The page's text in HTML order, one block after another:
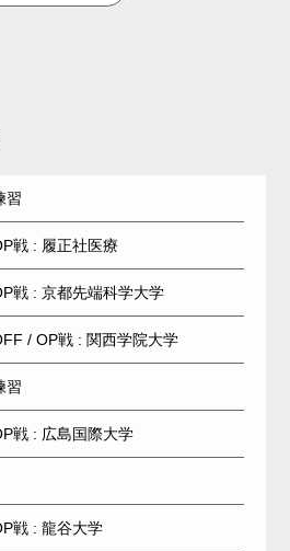
習
戦 : 履正社医療
戦 : 京都先端科学大学
/ OP戦 : 関西学院大学
習
戦 : 広島国際大学
戦 : 龍谷大学